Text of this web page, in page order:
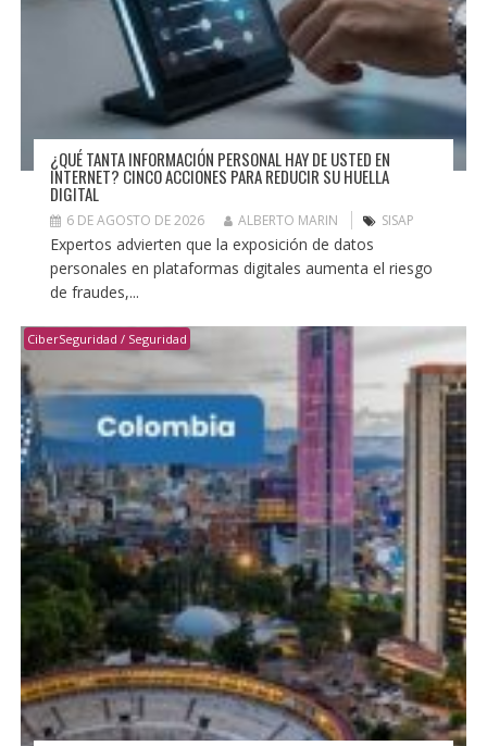
¿QUÉ TANTA INFORMACIÓN PERSONAL HAY DE USTED EN
INTERNET? CINCO ACCIONES PARA REDUCIR SU HUELLA
DIGITAL
6 DE AGOSTO DE 2026 ALBERTO MARIN SISAP
Expertos advierten que la exposición de datos
personales en plataformas digitales aumenta el riesgo
de fraudes,...
CiberSeguridad / Seguridad